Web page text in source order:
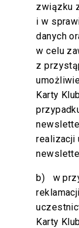
związku
i w
danych
w celu
z
Karty
realizacji
b) w
Karty